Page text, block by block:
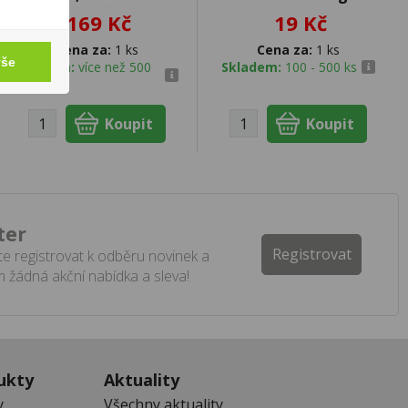
169 Kč
Cena za: 1 ks
Skladem:více než 500
ks
19 Kč
Cena za: 1 ks
Skladem: 100 - 500 ks
registrovat k odběru novinek a
žádná akční nabídka a sleva!
Registrovat
Aktuality